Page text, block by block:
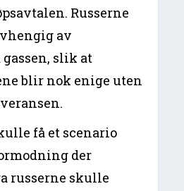
Russerne
av
slik at
blir nok enige uten
få et scenario
der
russerne skulle